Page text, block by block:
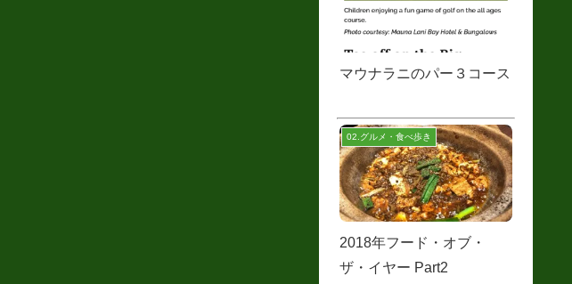
マウナラニのパー３コース
02.グルメ・食べ歩き
2018年フード・オブ・
ザ・イヤー Part2